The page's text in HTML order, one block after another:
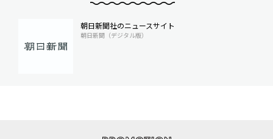
朝日新聞社のニュースサイト
朝日新聞（デジタル版）